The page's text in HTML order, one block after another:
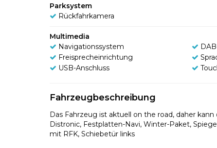
Parksystem
Rückfahrkamera
Multimedia
Navigationssystem
Freisprecheinrichtung
USB-Anschluss
Fahrzeugbeschreibung
Das Fahrzeug ist aktuell on the road, daher
Distronic, Festplatten-Navi, Winter-Paket,
mit RFK, Schiebetür links